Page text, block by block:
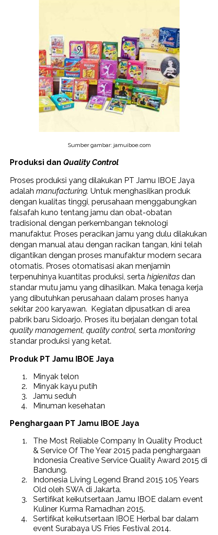
Sumber gambar: jamuiboe.com
Produksi dan Quality Control
Proses produksi yang dilakukan PT Jamu IBOE Jaya
adalah manufacturing. Untuk menghasilkan produk
dengan kualitas tinggi, perusahaan menggabungkan
falsafah kuno tentang jamu dan obat-obatan
tradisional dengan perkembangan teknologi
manufaktur. Proses peracikan jamu yang dulu dilakukan
dengan manual atau dengan racikan tangan, kini telah
digantikan dengan proses manufaktur modern secara
otomatis. Proses otomatisasi akan menjamin
terpenuhinya kuantitas produksi, serta higienitas dan
standar mutu jamu yang dihasilkan. Maka tenaga kerja
yang dibutuhkan perusahaan dalam proses hanya
sekitar 200 karyawan. Kegiatan dipusatkan di area
pabrik baru Sidoarjo. Proses itu berjalan dengan total
quality management, quality control, serta monitoring
standar produksi yang ketat.
Produk PT Jamu IBOE Jaya
Minyak telon
Minyak kayu putih
Jamu seduh
Minuman kesehatan
Penghargaan PT Jamu IBOE Jaya
The Most Reliable Company In Quality Product
& Service Of The Year 2015 pada penghargaan
Indonesia Creative Service Quality Award 2015 di
Bandung.
Indonesia Living Legend Brand 2015 105 Years
Old oleh SWA di Jakarta.
Sertifikat keikutsertaan Jamu IBOE dalam event
Kuliner Kurma Ramadhan 2015.
Sertifikat keikutsertaan IBOE Herbal bar dalam
event Surabaya US Fries Festival 2014.